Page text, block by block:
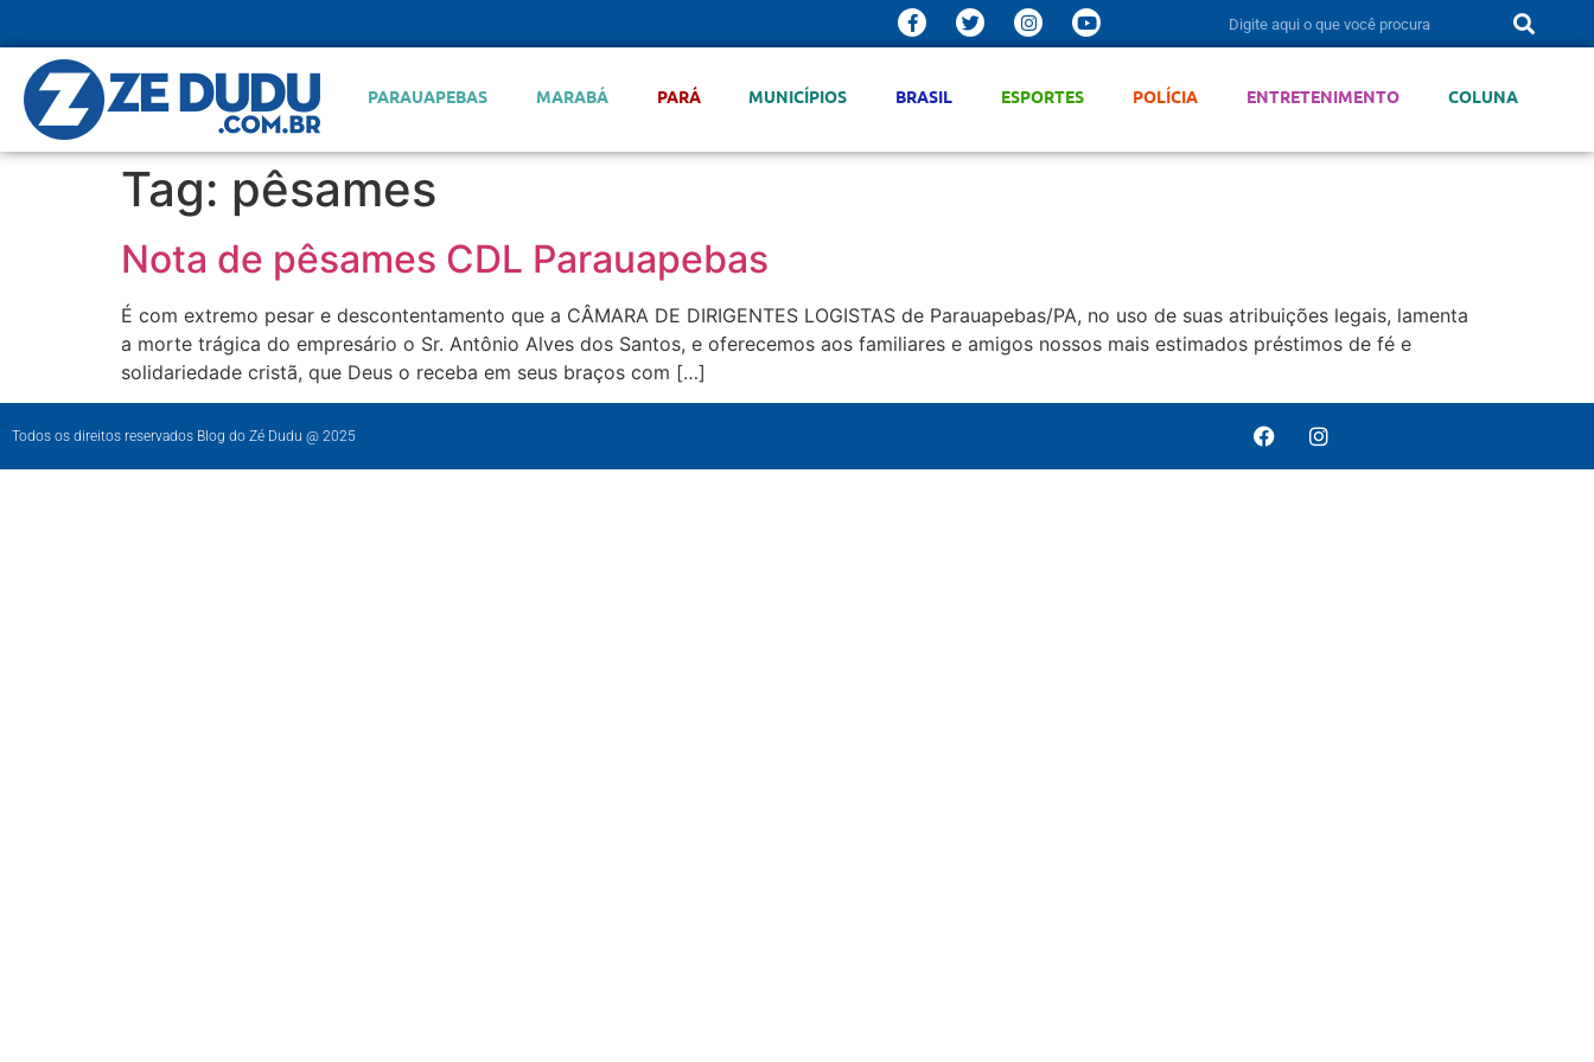
PARAUAPEBAS MARABÁ PARÁ MUNICÍPIOS BRASIL ESPORTES POLÍCIA ENTRETENIMENTO COLUNA
Tag: pêsames
Nota de pêsames CDL Parauapebas
É com extremo pesar e descontentamento que a CÂMARA DE DIRIGENTES LOGISTAS de Parauapebas/PA, no uso de suas atribuições legais, lamenta
a morte trágica do empresário o Sr. Antônio Alves dos Santos, e oferecemos aos familiares e amigos nossos mais estimados préstimos de fé e
solidariedade cristã, que Deus o receba em seus braços com […]
Todos os direitos reservados Blog do Zé Dudu @ 2025